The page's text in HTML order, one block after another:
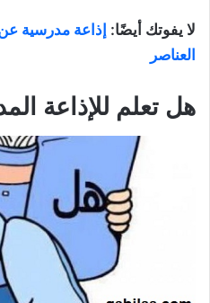
لا يفوتك أيضًا: إذاعة مدرسية
العناصر
هل تعلم للإذاعة